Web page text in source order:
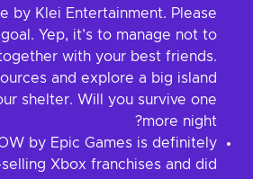
by Klei Entertainment. Please
Yep, it’s to manage not to
with your best friends.
and explore a big island
shelter. Will you survive one
more night?
by Epic Games is definitely
Xbox franchises and did